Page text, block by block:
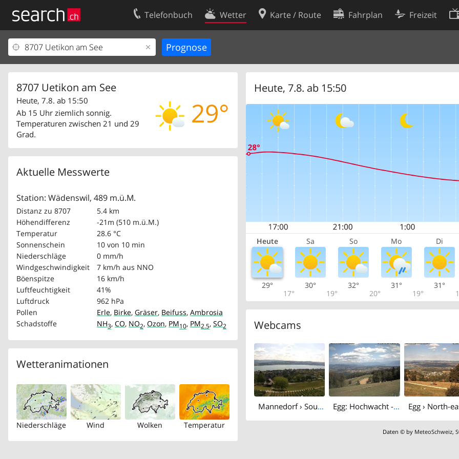
Telefonbuch Wetter Karte / Route Fahrplan Freizeit
8707 Uetikon am See
29°
Heute, 7.8. ab 15:50
Ab 15 Uhr ziemlich sonnig.
Temperaturen zwischen 21 und 29
Grad.
Aktuelle Messwerte
Station: Wädenswil, 489 m.ü.M.
Distanz zu 8707
5.4 km
Höhendifferenz
-21m (510 m.ü.M.)
Temperatur
28.6 °C
Sonnenschein
10 von 10 min
Niederschläge
0 mm/h
Windgeschwindigkeit
7 km/h aus NNO
Böenspitze
16 km/h
Luftfeuchtigkeit
41%
Luftdruck
962 hPa
Pollen
Erle, Birke, Gräser, Beifuss, Ambrosia
Schadstoffe
NH3, CO, NO2, Ozon, PM10, PM2.5, SO2
Wetteranimationen
Niederschläge Wind Wolken Temperatur
Heute, 7.8. ab 15:50
Heute Sa So Mo Di
29°
17°
30°
19°
32°
20°
31°
19°
31°
Webcams
Mannedorf › South-west Egg: Hochwacht - Pfannenstiel
Daten © by MeteoSchweiz,
Ihr Eintrag
Kundencenter Geschäftskunden
Kontakt
Nutzungsbedingungen
Cookie-Einstellungen